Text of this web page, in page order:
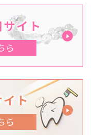
イト
ら
イト
ら